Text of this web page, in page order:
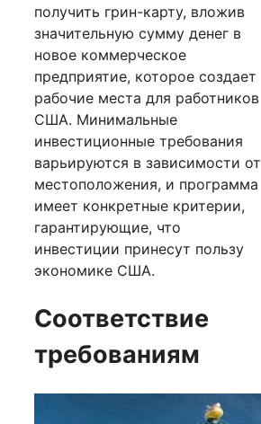
получить грин-карту, вложив
значительную сумму денег в
новое коммерческое
предприятие, которое создает
рабочие места для работников
США. Минимальные
инвестиционные требования
варьируются в зависимости от
местоположения, и программа
имеет конкретные критерии,
гарантирующие, что
инвестиции принесут пользу
экономике США.
Соответствие
требованиям